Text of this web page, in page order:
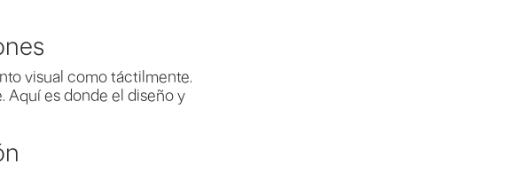
visual como táctilmente.
Aquí es donde el diseño y